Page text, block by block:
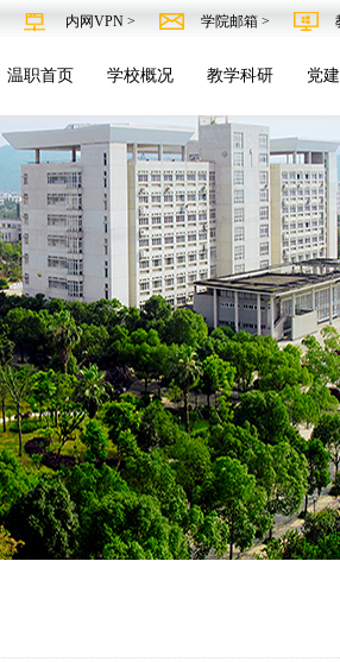
内网VPN > 学院邮箱 >
温职首页 学校概况 教学科研 党